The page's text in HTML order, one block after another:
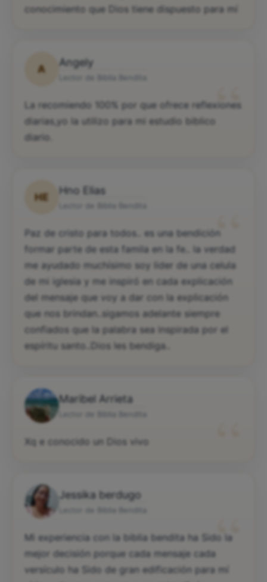
conocimiento que Dios tiene dispuesto para mí
A
Angely
“
La recomiendo 100% por que ofrece reflexiones
diarias,yo la utilizo para mi estudio biblico
diario.
HE
Hno Elias
“
Paz de cristo para todos.. es una bendición
formar parte de esta famila en la fe.. la verdad
me ayudado muchísimo soy lider de una celula
de mi iglesia y me inspiró en cada explicación
del mensaje que voy a dar con la explicación
que nos brindan..sigamos adelante siempre
confiados que la palabra sea inspirada por el
espíritu santo..Dios les bendiga..
Maribel Arrieta
Xq e conocido un Dios vivo
Jessika berdugo
“
Mi experiencia con la biblia bendita ha Sido la
mejor decisión porque cada mensaje cada
versículo ha Sido de gran edificación para mí